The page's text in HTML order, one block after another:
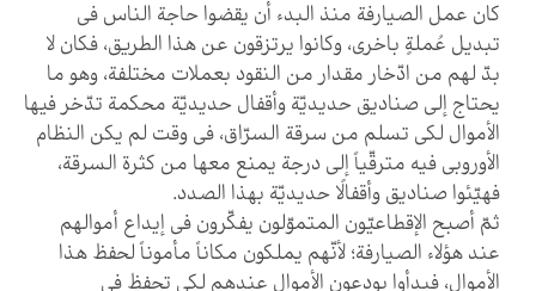
كان عمل الصيارفة منذ البدء أن يقضوا حاجة الناس في
تبديل عُملةٍ باخرى، وكانوا يرتزقون عن هذا الطريق، فكان لا
بدّ لهم من ادّخار مقدار من النقود بعملات مختلفة، وهو ما
يحتاج إلى صناديق حديديّة وأقفال حديديّة محكمة تدّخر فيها
الأموال لكي تسلم من سرقة السرّاق، في وقت لم يكن النظام
الأوروبي فيه مترقّياً إلى درجة يمنع معها من كثرة السرقة،
فهيّئوا صناديق وأقفالًا حديديّة بهذا الصدد.
ثمّ أصبح الإقطاعيّون المتموّلون يفكّرون في إيداع أموالهم
عند هؤلاء الصيارفة؛ لأنّهم يملكون مكاناً مأموناً لحفظ هذا
الأموال، فبدأوا يودعون الأموال عندهم لكي تحفظ في